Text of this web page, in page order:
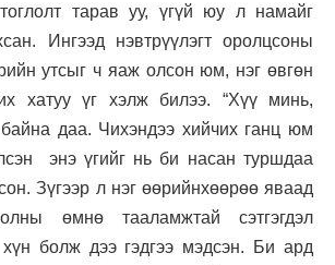
тарав уу, үгүй юу л намайг
Ингээд нэвтрүүлэгт оролцсоны
утсыг ч яаж олсон юм, нэг өвгөн
хатуу үг хэлж билээ. “Хүү минь,
даа. Чихэндээ хийчих ганц юм
энэ үгийг нь би насан туршдаа
Зүгээр л нэг өөрийнхөөрөө яваад
өмнө тааламжтай сэтгэгдэл
хүн болж дээ гэдгээ мэдсэн. Би ард